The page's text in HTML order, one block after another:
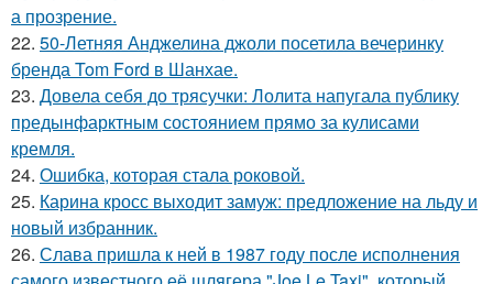
а прозрение.
22. 50-Летняя Анджелина джоли посетила вечеринку
бренда Tom Ford в Шанхае.
23. Довела себя до трясучки: Лолита напугала публику
предынфарктным состоянием прямо за кулисами
кремля.
24. Ошибка, которая стала роковой.
25. Карина кросс выходит замуж: предложение на льду и
новый избранник.
26. Слава пришла к ней в 1987 году после исполнения